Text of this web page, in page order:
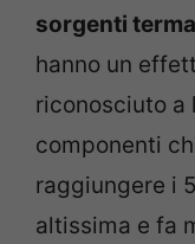
sorgenti
hanno un
riconosciuto a
componenti
raggiungere i
altissima e fa